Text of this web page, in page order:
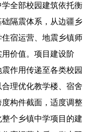
全部校园建筑依托衡
隔震体系，从边疆乡
宿运营、地震乡镇师
价值。项目建设阶
作用传递至各类校园
理优化教学楼、宿舍
构件截面，适度调整
个乡镇中学项目的建